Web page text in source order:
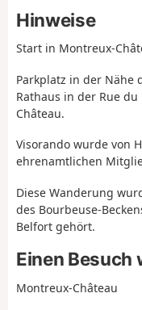
Hinweise
Start in Montreux-
Parkplatz in der Nähe
Rathaus in der Rue
Château.
Visorando wurde von
ehrenamtlichen
Diese Wanderung
des Bourbeuse-
Belfort gehört.
Einen Besuch
Montreux-Château